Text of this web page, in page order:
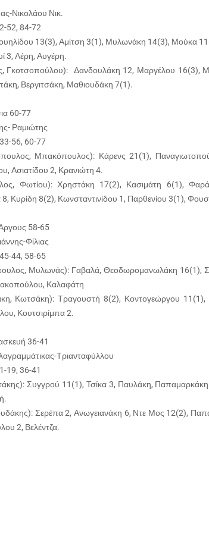
Νικολάου Νικ.
52, 84-72
13(3), Αμίτση 3(1), Μυλωνάκη 14(3), Μούκα
3, Λέρη, Αυγέρη.
Γκοτσοπούλου): Δανδουλάκη 12, Μαργέλου 16(3),
Βεργιτσάκη, Μαθιουδάκη 7(1).
60-77
Ραμιώτης
56, 60-77
Μπακόπουλος): Κάρενς 21(1),
Ασιατίδου 2, Κρανιώτη 4.
Φωτίου): Χρηστάκη 17(2), Κασιμάτη 6(1),
8, Κυρίδη 8(2), Κωνσταντινίδου 1, Παρθενίου 3(1),
58-65
Φίλιας
44, 58-65
Μυλωνάς): Γαβαλά, Θεοδωρομανωλάκη 16(1),
Καλαφάτη
Κωτσάκη): Τραγουστή 8(2), Κοντογεώργου 11(1),
Κουτσιρίμπα 2.
36-41
Τριανταφύλλου
19, 36-41
Συγγρού 11(1), Τσίκα 3, Παυλάκη,
Σερέπα 2, Ανωγειανάκη 6, Ντε Μος 12(2),
2, Βελέντζα.